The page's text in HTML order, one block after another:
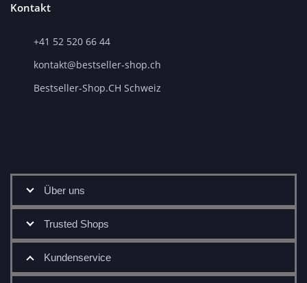
Kontakt
+41 52 520 66 44
kontakt@bestseller-shop.ch
Bestseller-Shop.CH Schweiz
Über uns
Trusted Shops
Kundenservice